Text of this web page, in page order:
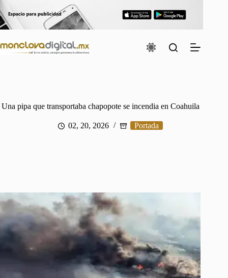
al
contenido
Una pipa que transportaba chapopote se incendia en Coahuila
02, 20, 2026 Portada